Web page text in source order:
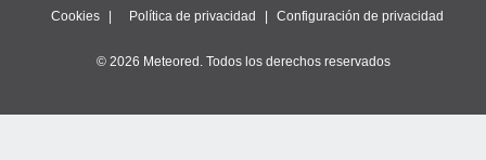
Cookies Política de privacidad Configuración de privacidad
© 2026 Meteored. Todos los derechos reservados